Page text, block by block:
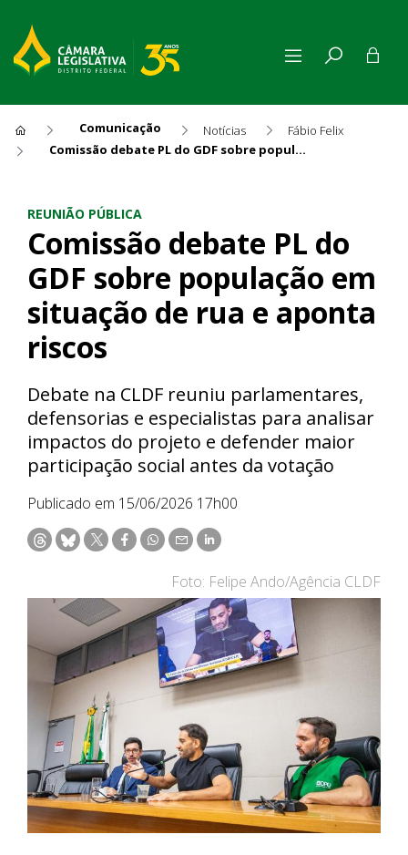
Comunicação Notícias
Fábio Felix
Comissão debate PL do GDF sobre população em situação de rua e aponta riscos
REUNIÃO PÚBLICA
Comissão debate PL do
GDF sobre população em
situação de rua e aponta
riscos
Debate na CLDF reuniu parlamentares,
defensorias e especialistas para analisar
impactos do projeto e defender maior
participação social antes da votação
Publicado em 15/06/2026 17h00
Foto: Felipe Ando/Agência CLDF